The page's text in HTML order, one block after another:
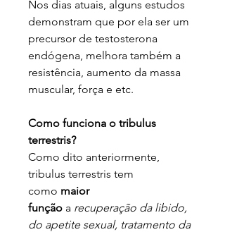
Nos dias atuais, alguns estudos
demonstram que por ela ser um
precursor de testosterona
endógena, melhora também a
resistência, aumento da massa
muscular, força e etc.
Como funciona o tribulus
terrestris?
Como dito anteriormente,
tribulus terrestris tem
como maior
função a recuperação da libido,
do apetite sexual, tratamento da